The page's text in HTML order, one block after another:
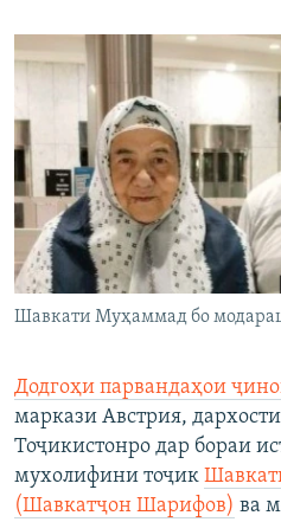
Шавкати Муҳаммад бо
Додгоҳи парвандаҳои
маркази Австрия,
Тоҷикистонро дар бораи
мухолифини тоҷик
(Шавкатҷон Шарифов) ва